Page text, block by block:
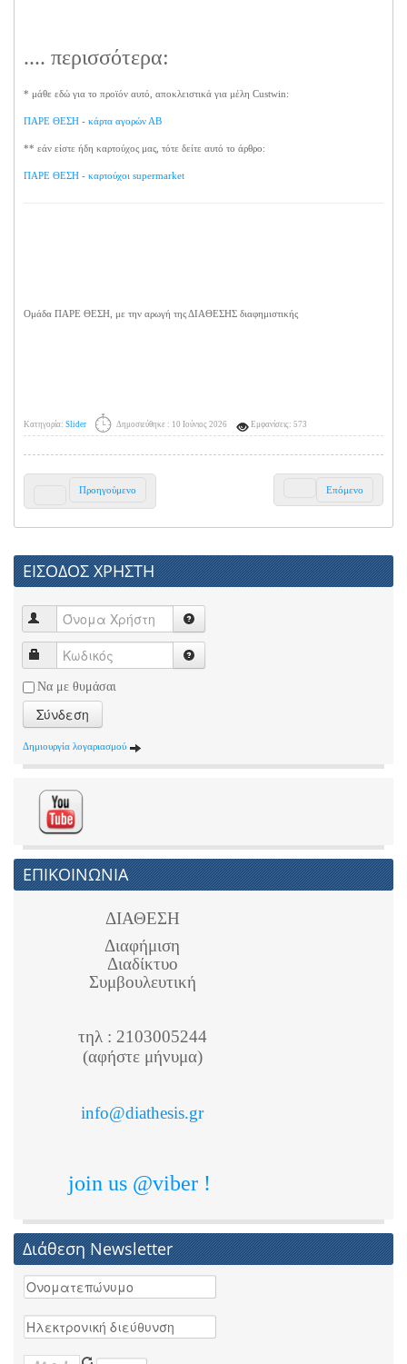
.... περισσότερα:
* μάθε εδώ για το προϊόν αυτό, αποκλειστικά για μέλη Custwin:
ΠΑΡΕ ΘΕΣΗ - κάρτα αγορών ΑΒ
** εάν είστε ήδη καρτούχος μας, τότε δείτε αυτό το άρθρο:
ΠΑΡΕ ΘΕΣΗ - καρτούχοι supermarket
Ομάδα ΠΑΡΕ ΘΕΣΗ, με την αρωγή της ΔΙΑΘΕΣΗΣ διαφημιστικής
Κατηγορία: Slider Δημοσιεύθηκε : 10 Ιούνιος 2026 Εμφανίσεις: 573
Προηγούμενο Επόμενο
ΕΙΣΟΔΟΣ ΧΡΗΣΤΗ
Να με θυμάσαι
Σύνδεση
Δημιουργία λογαριασμού
ΕΠΙΚΟΙΝΩΝΙΑ
ΔΙΑΘΕΣΗ
Διαφήμιση
Διαδίκτυο
Συμβουλευτική
τηλ : 2103005244
(αφήστε μήνυμα)
info@diathesis.gr
join us @viber !
Διάθεση Newsletter